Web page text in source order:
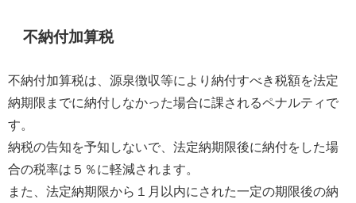
不納付加算税
不納付加算税は、源泉徴収等により納付すべき税額を法定
納期限までに納付しなかった場合に課されるペナルティで
す。
納税の告知を予知しないで、法定納期限後に納付をした場
合の税率は５％に軽減されます。
また、法定納期限から１月以内にされた一定の期限後の納